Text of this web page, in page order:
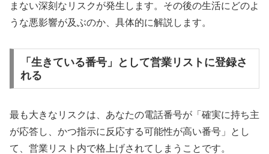
まない深刻なリスクが発生します。その後の生活にどのよ
うな悪影響が及ぶのか、具体的に解説します。
「生きている番号」として営業リストに登録さ
れる
最も大きなリスクは、あなたの電話番号が「確実に持ち主
が応答し、かつ指示に反応する可能性が高い番号」とし
て、営業リスト内で格上げされてしまうことです。